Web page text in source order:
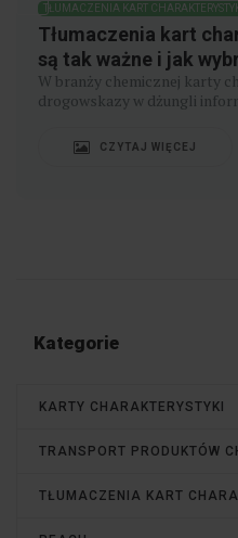
TŁUMACZENIA KART
Tłumaczenia kart
są tak ważne i jak
W branży chemicznej karty
drogowskazy w dżungli
CZYTAJ WIĘCEJ
Kategorie
KARTY CHARAKTERYSTYKI
TRANSPORT PRODUKTÓW
TŁUMACZENIA KART